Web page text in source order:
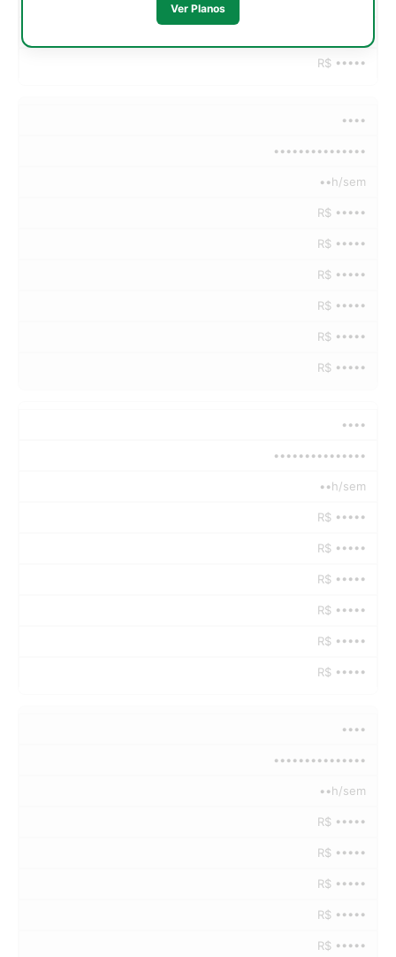
R$ •••••
••••
•••••••••••••••
••h/sem
R$ •••••
R$ •••••
R$ •••••
R$ •••••
R$ •••••
R$ •••••
••••
•••••••••••••••
••h/sem
R$ •••••
R$ •••••
R$ •••••
R$ •••••
R$ •••••
R$ •••••
••••
•••••••••••••••
••h/sem
R$ •••••
R$ •••••
R$ •••••
R$ •••••
R$ •••••
Ver Planos